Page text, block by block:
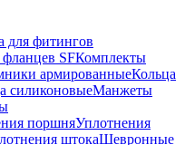
для фитингов
SFКомплекты
армированныеКольца
силиконовыеМанжеты
поршняУплотнения
штокаШевронные